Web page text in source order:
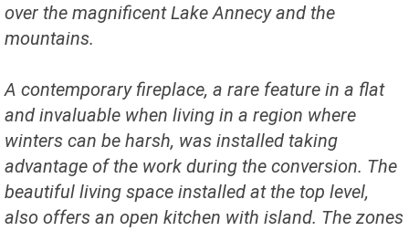
over the magnificent Lake Annecy and the
mountains.
A contemporary fireplace, a rare feature in a flat
and invaluable when living in a region where
winters can be harsh, was installed taking
advantage of the work during the conversion. The
beautiful living space installed at the top level,
also offers an open kitchen with island. The zones